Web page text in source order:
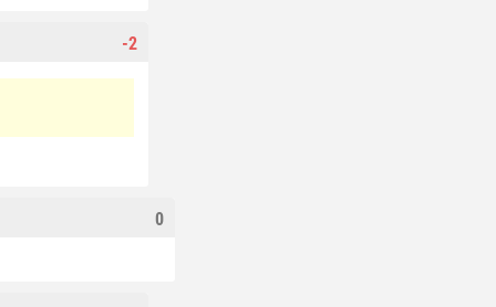
-2
0